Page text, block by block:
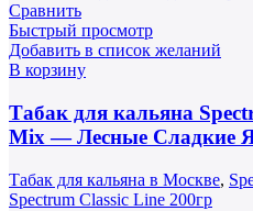
Сравнить
Быстрый просмотр
Добавить в список желаний
В корзину
Табак для кальяна
Mix — Лесные Сладкие
Табак для кальяна в Москве,
Spectrum Classic Line 200гр